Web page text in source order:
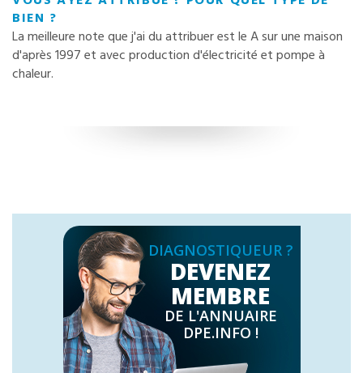
BIEN ?
La meilleure note que j'ai du attribuer est le A sur une maison
d'après 1997 et avec production d'électricité et pompe à
chaleur.
DIAGNOSTIQUEUR ?
DEVENEZ
MEMBRE
DE L'ANNUAIRE
DPE.INFO !